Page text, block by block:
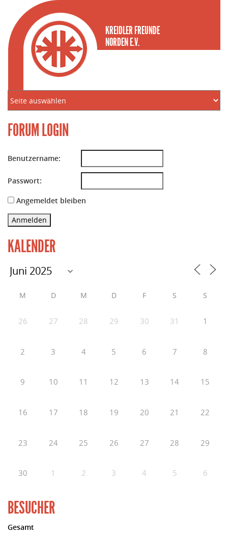
KREIDLER FREUNDE
NORDEN E.V.
FORUM LOGIN
Benutzername:
Passwort:
Angemeldet bleiben
Anmelden
KALENDER
M D M D F S S
26 27 28 29 30 31 1
2 3 4 5 6 7 8
9 10 11 12 13 14 15
16 17 18 19 20 21 22
23 24 25 26 27 28 29
30 1 2 3 4 5 6
BESUCHER
Gesamt